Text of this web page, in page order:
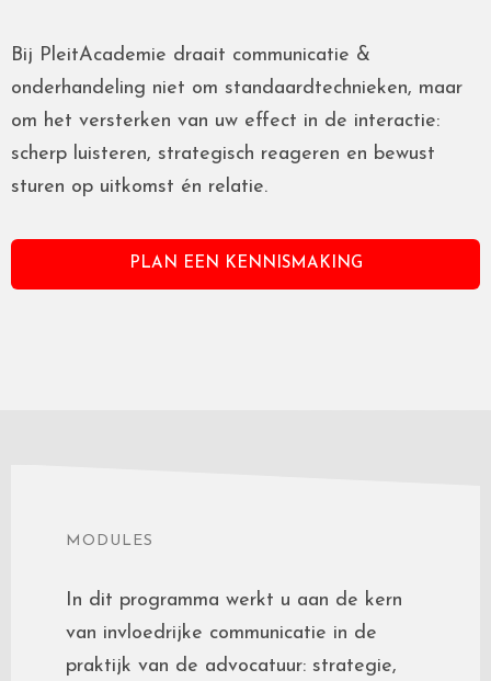
Bij PleitAcademie draait communicatie &
onderhandeling niet om standaardtechnieken, maar
om het versterken van uw effect in de interactie:
scherp luisteren, strategisch reageren en bewust
sturen op uitkomst én relatie.
PLAN EEN KENNISMAKING
MODULES
In dit programma werkt u aan de kern
van invloedrijke communicatie in de
praktijk van de advocatuur: strategie,